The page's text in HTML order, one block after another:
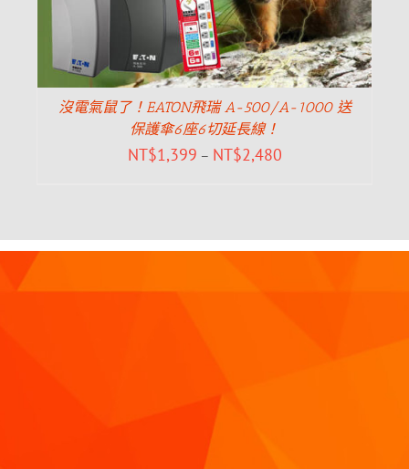
沒電氣鼠了！EATON飛瑞 A-500/A-1000 送
保護傘6座6切延長線！
NT$1,399 – NT$2,480